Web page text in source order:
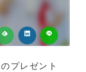
プレゼント